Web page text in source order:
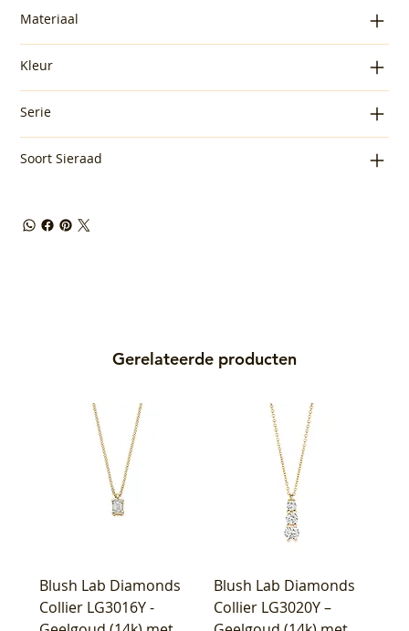
Materiaal
Kleur
Serie
Soort Sieraad
Gerelateerde producten
Blush Lab Diamonds
Collier LG3016Y -
Blush Lab Diamonds
Collier LG3020Y –